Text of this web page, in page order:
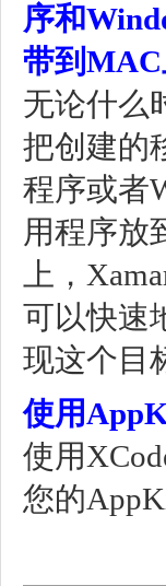
序和
带到
无论什么
把创建的
程序或者
用程序放
上，
可以快速
现这个目
使用
使用
您的